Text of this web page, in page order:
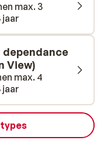
fijne massage in
bezig? Dat
of wedstrijdje
plek voor een
max. 3
jaar
View)
max. 4
jaar